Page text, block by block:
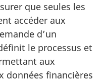
que seules les
accéder aux
d’un
le processus et
aux
données financières